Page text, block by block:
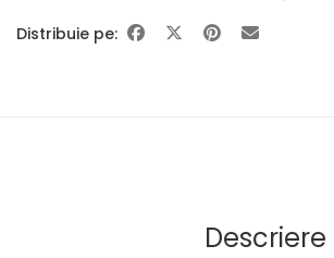
Distribuie pe:
Descriere